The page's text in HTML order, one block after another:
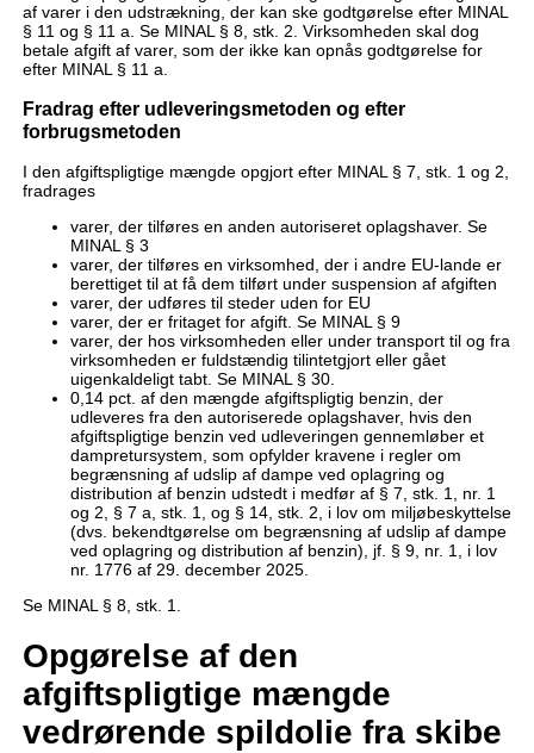
af varer i den udstrækning, der kan ske godtgørelse efter MINAL
§ 11 og § 11 a. Se MINAL § 8, stk. 2. Virksomheden skal dog
betale afgift af varer, som der ikke kan opnås godtgørelse for
efter MINAL § 11 a.
Fradrag efter udleveringsmetoden og efter
forbrugsmetoden
I den afgiftspligtige mængde opgjort efter MINAL § 7, stk. 1 og 2,
fradrages
varer, der tilføres en anden autoriseret oplagshaver. Se
MINAL § 3
varer, der tilføres en virksomhed, der i andre EU-lande er
berettiget til at få dem tilført under suspension af afgiften
varer, der udføres til steder uden for EU
varer, der er fritaget for afgift. Se MINAL § 9
varer, der hos virksomheden eller under transport til og fra
virksomheden er fuldstændig tilintetgjort eller gået
uigenkaldeligt tabt. Se MINAL § 30.
0,14 pct. af den mængde afgiftspligtig benzin, der
udleveres fra den autoriserede oplagshaver, hvis den
afgiftspligtige benzin ved udleveringen gennemløber et
dampretursystem, som opfylder kravene i regler om
begrænsning af udslip af dampe ved oplagring og
distribution af benzin udstedt i medfør af § 7, stk. 1, nr. 1
og 2, § 7 a, stk. 1, og § 14, stk. 2, i lov om miljøbeskyttelse
(dvs. bekendtgørelse om begrænsning af udslip af dampe
ved oplagring og distribution af benzin), jf. § 9, nr. 1, i lov
nr. 1776 af 29. december 2025.
Se MINAL § 8, stk. 1.
Opgørelse af den
afgiftspligtige mængde
vedrørende spildolie fra skibe